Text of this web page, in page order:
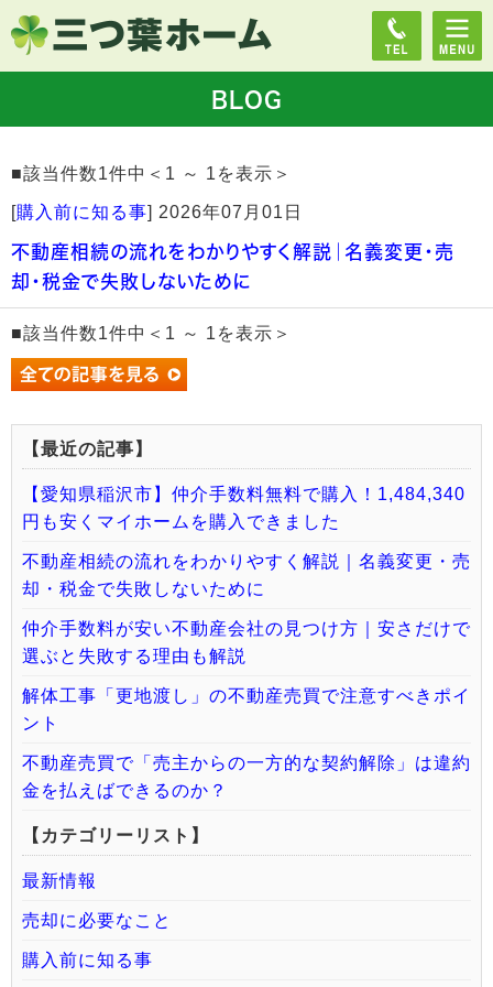
BLOG
■該当件数1件中＜1 ～ 1を表示＞
[購入前に知る事] 2026年07月01日
不動産相続の流れをわかりやすく解説｜名義変更・売
却・税金で失敗しないために
■該当件数1件中＜1 ～ 1を表示＞
【最近の記事】
【愛知県稲沢市】仲介手数料無料で購入！1,484,340
円も安くマイホームを購入できました
不動産相続の流れをわかりやすく解説｜名義変更・売
却・税金で失敗しないために
仲介手数料が安い不動産会社の見つけ方｜安さだけで
選ぶと失敗する理由も解説
解体工事「更地渡し」の不動産売買で注意すべきポイ
ント
不動産売買で「売主からの一方的な契約解除」は違約
金を払えばできるのか？
【カテゴリーリスト】
最新情報
売却に必要なこと
購入前に知る事